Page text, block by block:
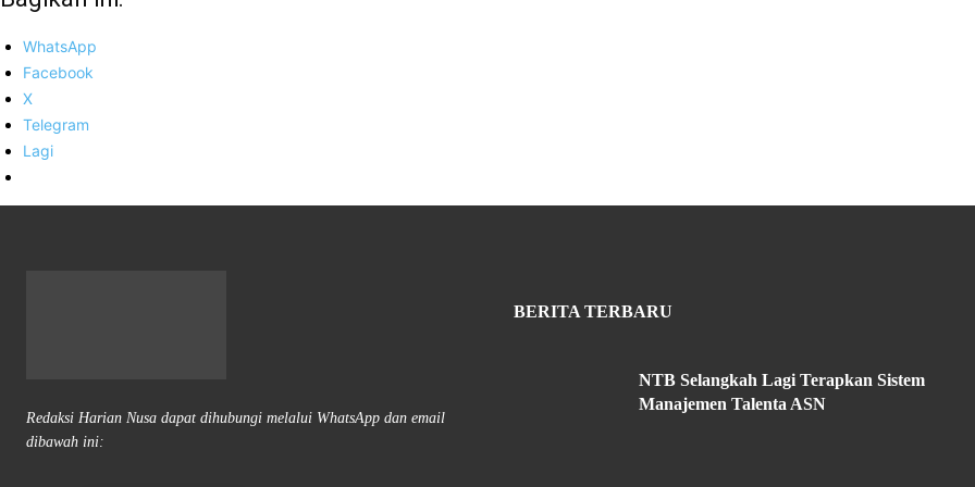
WhatsApp
Facebook
X
Telegram
Lagi
Redaksi Harian Nusa dapat dihubungi melalui WhatsApp dan email
dibawah ini:
BERITA TERBARU
NTB Selangkah Lagi Terapkan Sistem
Manajemen Talenta ASN